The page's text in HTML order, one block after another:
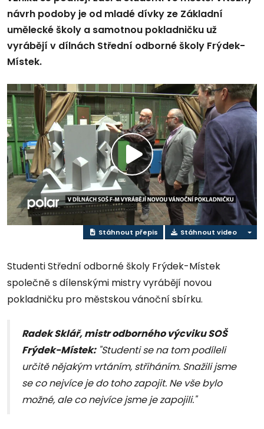
návrh podoby je od mladé dívky ze Základní
umělecké školy a samotnou pokladničku už
vyrábějí v dílnách Střední odborné školy Frýdek-
Místek.
Přehrát
video
Stáhnout přepis Stáhnout video
Studenti Střední odborné školy Frýdek-Místek
společně s dílenskými mistry vyrábějí novou
pokladničku pro městskou vánoční sbírku.
Radek Sklář, mistr odborného výcviku SOŠ
Frýdek-Místek:"Studenti se na tom podíleli
určitě nějakým vrtáním, střiháním. Snažili jsme
se co nejvíce je do toho zapojit. Ne vše bylo
možné, ale co nejvíce jsme je zapojili."